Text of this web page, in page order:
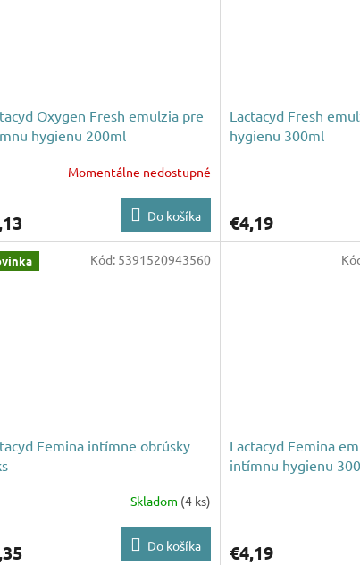
Oxygen Fresh emulzia pre
hygienu 200ml
Momentálne nedostupné
Do košíka
Lactacyd Fresh
hygienu 300ml
€4,19
Femina intímne obrúsky
Skladom (4 ks)
Do košíka
Kód: 5391520943560
Lactacyd Femina
intímnu hygienu
€4,19